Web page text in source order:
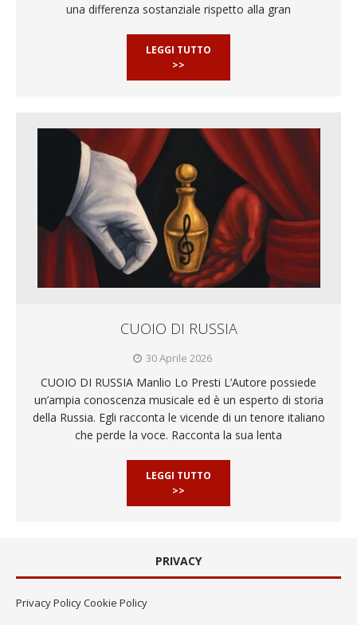
una differenza sostanziale rispetto alla gran
LEGGI TUTTO
>>
CUOIO DI RUSSIA
30 Aprile 2026
CUOIO DI RUSSIA Manlio Lo Presti L’Autore possiede
un’ampia conoscenza musicale ed è un esperto di storia
della Russia. Egli racconta le vicende di un tenore italiano
che perde la voce. Racconta la sua lenta
LEGGI TUTTO
>>
PRIVACY
Privacy PolicyCookie Policy